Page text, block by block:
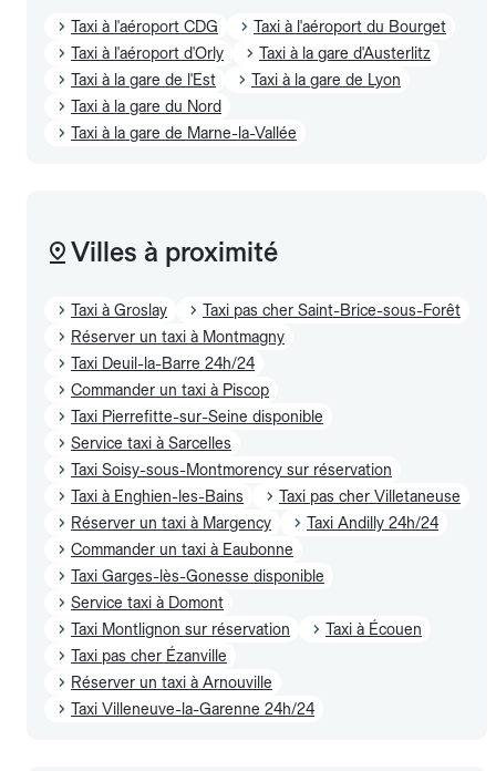
Taxi à l'aéroport CDG
Taxi à l'aéroport du Bourget
Taxi à l'aéroport d'Orly
Taxi à la gare d'Austerlitz
Taxi à la gare de l'Est
Taxi à la gare de Lyon
Taxi à la gare du Nord
Taxi à la gare de Marne-la-Vallée
Villes à proximité
Taxi à Groslay
Taxi pas cher Saint-Brice-sous-Forêt
Réserver un taxi à Montmagny
Taxi Deuil-la-Barre 24h/24
Commander un taxi à Piscop
Taxi Pierrefitte-sur-Seine disponible
Service taxi à Sarcelles
Taxi Soisy-sous-Montmorency sur réservation
Taxi à Enghien-les-Bains
Taxi pas cher Villetaneuse
Réserver un taxi à Margency
Taxi Andilly 24h/24
Commander un taxi à Eaubonne
Taxi Garges-lès-Gonesse disponible
Service taxi à Domont
Taxi Montlignon sur réservation
Taxi à Écouen
Taxi pas cher Ézanville
Réserver un taxi à Arnouville
Taxi Villeneuve-la-Garenne 24h/24